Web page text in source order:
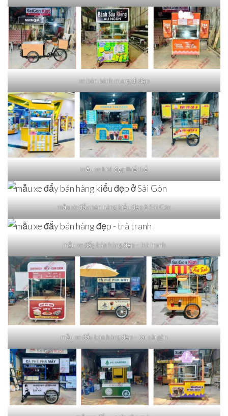
xe bán bánh mang đi đẹp
mẫu xe kiot đẹp thiết kế
mẫu xe đẩy bán hàng kiểu đẹp ở Sài Gòn
mẫu xe đẩy bán hàng đẹp – trà tranh
mẫu xe đẩy bán hàng đẹp – tại sài gòn